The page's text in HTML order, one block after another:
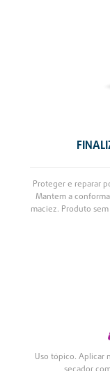
Proteger e reparar
Mantem a
maciez. Produto
Uso tópico. Aplicar